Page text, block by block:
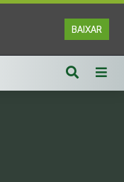
BAIXAR